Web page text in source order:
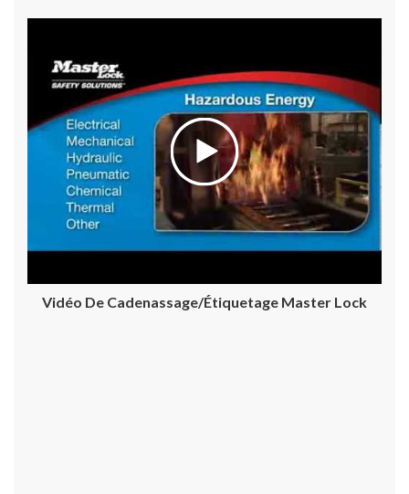
Vidéo De Cadenassage/étiquetage Master Lock